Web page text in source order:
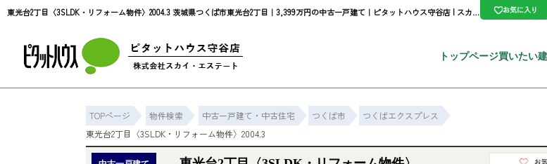
東光台2丁目〈3SLDK・リフォーム物件〉2004.3 茨城県つくば市東光台2丁目｜3,399万円の中古一戸建て｜ピタットハウス守谷店 | スカイ・エステート お気に入り
トップページ買いたい
TOPページ 物件検索 中古一戸建て・中古住宅 つくば市
つくばエクスプレス
東光台2丁目〈3SLDK・リフォーム物件〉2004.3